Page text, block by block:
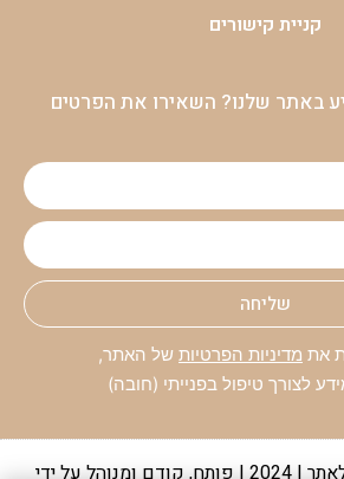
קניית קישורים
באתר שלנו? השאירו את הפרטים
שליחה
את מדיניות הפרטיות של האתר,
לצורך טיפול בפנייתי (חובה)
כל הזכויות שמורות לאתר | 2024 | פותח, קודם ומנוהל על ידי